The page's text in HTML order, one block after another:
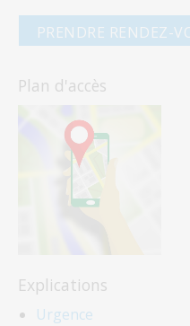
PRENDRE RENDEZ-
Plan d'accès
Explications
Urgence